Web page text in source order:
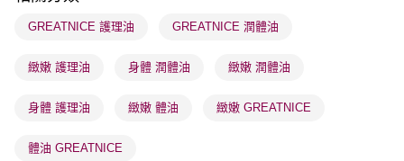
每筆HK$65.00，滿HK$300.00或以上免運費
確認發貨後1-3 工作天送達，訂單將隨機分配至SF順豐速運或京東
每筆HK$65.00，滿HK$300.00或以上免運費
(香港門市) 只顯示可選門市。確認發貨後2-5個工作天到店，3天內
GREATNICE 護理油 GREATNICE 潤體油
緻嫩 護理油 身體 潤體油 緻嫩 潤體油
身體 護理油 緻嫩 體油 緻嫩 GREATNICE
體油 GREATNICE